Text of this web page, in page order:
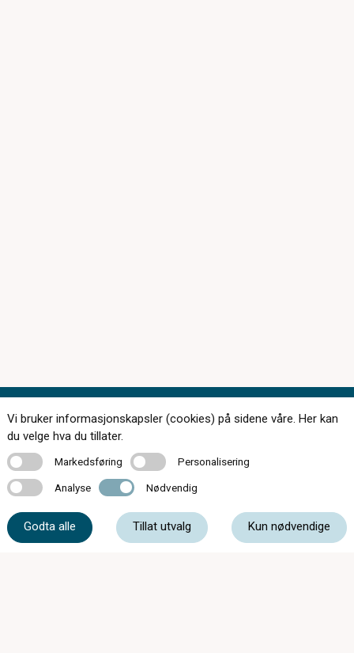
Kontakt oss
Vi bruker informasjonskapsler (cookies) på sidene våre. Her kan
du velge hva du tillater.
MarkedsføringMarkedsføring PersonaliseringPersonalisering
Analyse Analyse Nødvendig Nødvendig
Godta alle Tillat utvalg Kun nødvendige